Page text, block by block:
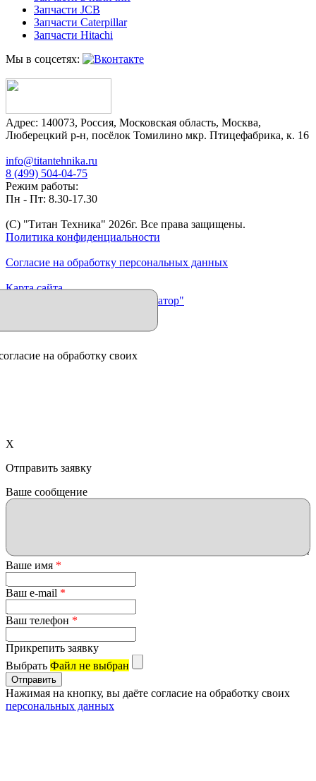
Запчасти JCB
Запчасти Caterpillar
Запчасти Hitachi
Мы в соцсетях:
Адрес: 140073, Россия, Московская область, Москва,
Люберецкий р-н, посёлок Томилино мкр. Птицефабрика, к. 16
info@titantehnika.ru
8 (499) 504-04-75
Режим работы:
Пн - Пт: 8.30-17.30
(C) "Титан Техника" 2026г. Все права защищены.
Политика конфиденциальности
Согласие на обработку персональных данных
Карта сайта
Продвижение сайта "Иллюминатор"
на обработку своих
X
Отправить заявку
Ваше сообщение
Ваше имя *
Ваш e-mail *
Ваш телефон *
Прикрепить заявку
Выбрать Файл не выбран
Нажимая на кнопку, вы даёте согласие на обработку своих
персональных данных